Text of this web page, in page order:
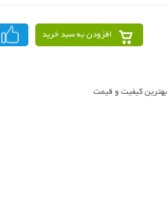
افزودن به سبد خرید
بهترین کیفیت و قیمت